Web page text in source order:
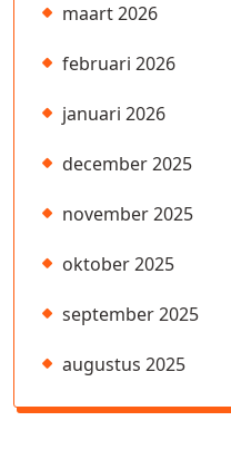
maart 2026
februari 2026
januari 2026
december 2025
november 2025
oktober 2025
september 2025
augustus 2025